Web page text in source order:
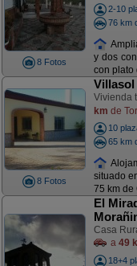
8 Fotos
2-10
76 km
y dos
con plato
8 Fotos
Villasol
Vivienda
km de
10
65 km
situado
75 km de
El
Casa
a 49
18+4